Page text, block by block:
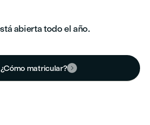
abierta todo el año.
¿Cómo matricular? 